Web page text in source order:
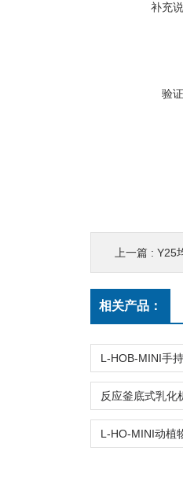
补充
验
上一篇 : Y25
相关产品：